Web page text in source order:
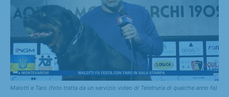
Malotti e Taro (foto tratta da un servizio video di Teletruria di qualche anno fa)